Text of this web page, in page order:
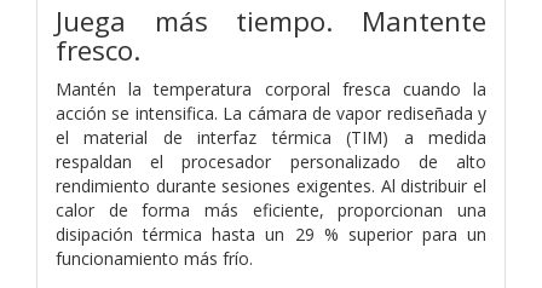
Juega más tiempo. Mantente
fresco.
Mantén la temperatura corporal fresca cuando la
acción se intensifica. La cámara de vapor rediseñada y
el material de interfaz térmica (TIM) a medida
respaldan el procesador personalizado de alto
rendimiento durante sesiones exigentes. Al distribuir el
calor de forma más eficiente, proporcionan una
disipación térmica hasta un 29 % superior para un
funcionamiento más frío.